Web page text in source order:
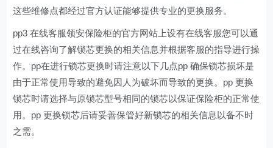
这些维修点都经过官方认证能够提供专业的更换服务。
pp3 在线客服领安保险柜的官方网站上设有在线客服您可以通
过在线咨询了解锁芯更换的相关信息并根据客服的指导进行操
作。pp在进行锁芯更换时请注意以下几点pp 确保锁芯损坏是
由于正常使用导致的避免因人为破坏而导致的更换。pp 更换
锁芯时请选择与原锁芯型号相同的锁芯以保证保险柜的正常使
用。pp 更换锁芯后请妥善保管好新锁芯的相关信息以备不时
之需。